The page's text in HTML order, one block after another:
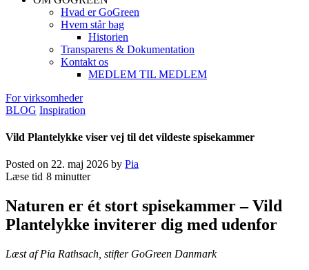
Hvad er GoGreen
Hvem står bag
Historien
Transparens & Dokumentation
Kontakt os
MEDLEM TIL MEDLEM
For virksomheder
BLOG Inspiration
Vild Plantelykke viser vej til det vildeste spisekammer
Posted on 22. maj 2026 by Pia
Læse tid 8 minutter
Naturen er ét stort spisekammer – Vild
Plantelykke inviterer dig med udenfor
Læst af Pia Rathsach, stifter GoGreen Danmark